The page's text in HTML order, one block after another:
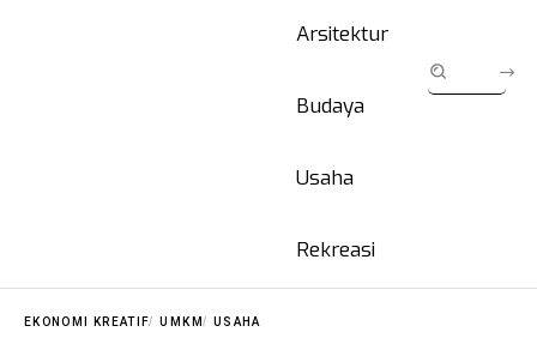
Arsitektur
Budaya
Usaha
Rekreasi
EKONOMI KREATIF UMKM USAHA